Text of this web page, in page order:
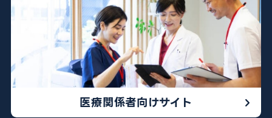
医療関係者向けサイト